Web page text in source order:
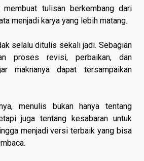
tulisan berkembang dari
menjadi karya yang lebih matang.
selalu ditulis sekali jadi. Sebagian
proses revisi, perbaikan, dan
maknanya dapat tersampaikan
menulis bukan hanya tentang
juga tentang kesabaran untuk
menjadi versi terbaik yang bisa